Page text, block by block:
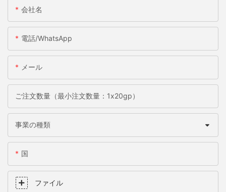
会社名
電話/WhatsApp
メール
ご注文数量（最小注文数量：1x20gp）
事業の種類
国
ファイル